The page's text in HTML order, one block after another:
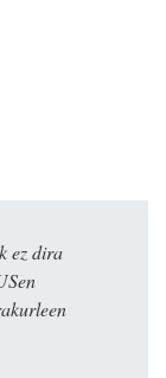
ez dira